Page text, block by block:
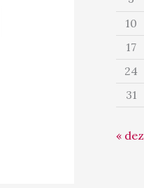
10
17
24
31
« dez